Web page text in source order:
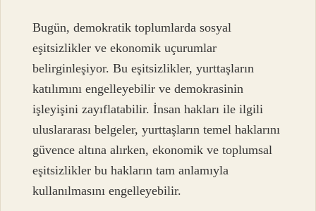
Bugün, demokratik toplumlarda sosyal
eşitsizlikler ve ekonomik uçurumlar
belirginleşiyor. Bu eşitsizlikler, yurttaşların
katılımını engelleyebilir ve demokrasinin
işleyişini zayıflatabilir. İnsan hakları ile ilgili
uluslararası belgeler, yurttaşların temel haklarını
güvence altına alırken, ekonomik ve toplumsal
eşitsizlikler bu hakların tam anlamıyla
kullanılmasını engelleyebilir.